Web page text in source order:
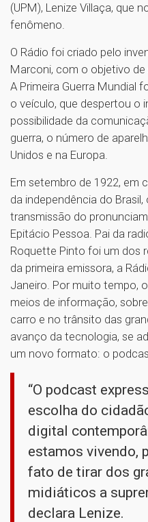
(UPM), Lenize Villaça, que
fenômeno.
O Rádio foi criado pelo
Marconi, com o objetivo
A Primeira Guerra Mundial
o veículo, que despertou o
possibilidade da
guerra, o número de
Unidos e na Europa.
Em setembro de 1922, em
da independência do
transmissão do
Epitácio Pessoa. Pai da
Roquette Pinto foi um dos
da primeira emissora, a
Janeiro. Por muito tempo,
meios de informação,
carro e no trânsito das
avanço da tecnologia, se
um novo formato: o
“O podcast
escolha do
digital
estamos vivendo,
fato de tirar dos
midiáticos a
declara Lenize.